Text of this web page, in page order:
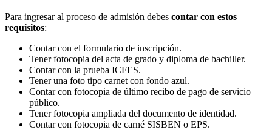
Para ingresar al proceso de admisión debes contar con estos
requisitos:
Contar con el formulario de inscripción.
Tener fotocopia del acta de grado y diploma de bachiller.
Contar con la prueba ICFES.
Tener una foto tipo carnet con fondo azul.
Contar con fotocopia de último recibo de pago de servicio
público.
Tener fotocopia ampliada del documento de identidad.
Contar con fotocopia de carné SISBEN o EPS.